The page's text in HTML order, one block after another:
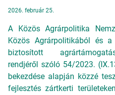
2026. február 25.
A Közös Agrárpolitika
Közös Agrárpolitikából és a
biztosított
rendjéről szóló 54/2023.
bekezdése alapján közzé
fejlesztés zártkerti